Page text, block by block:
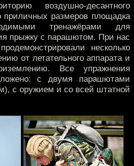
воздушно-десантного
размеров площадка
тренажёрами для
прыжку с парашютом. При нас
несколько
от летательного аппарата и
Все упражнения
с двумя парашютами
с оружием и со всей штатной